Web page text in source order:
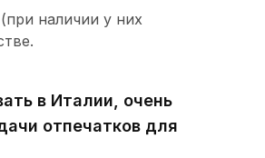
наличии у них
в Италии, очень
отпечатков для